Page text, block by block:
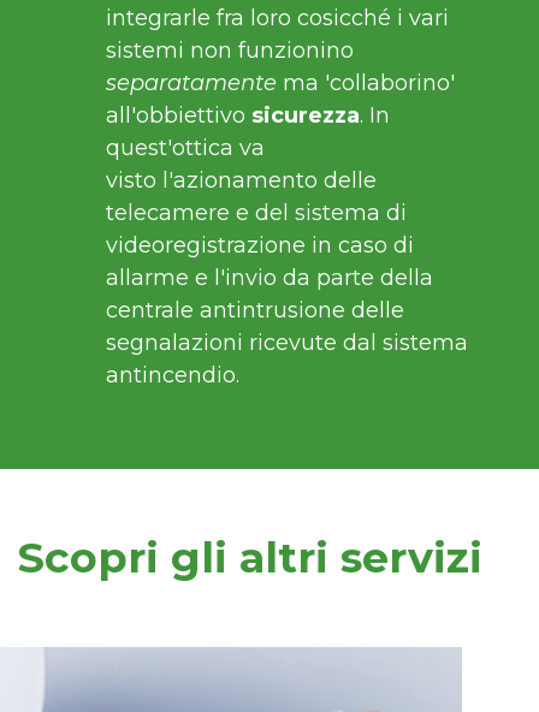
integrarle fra loro cosicché i vari
sistemi non funzionino
separatamente ma 'collaborino'
all'obbiettivo sicurezza. In
quest'ottica va
visto l'azionamento delle
telecamere e del sistema di
videoregistrazione in caso di
allarme e l'invio da parte della
centrale antintrusione delle
segnalazioni ricevute dal sistema
antincendio.
Scopri gli altri servizi